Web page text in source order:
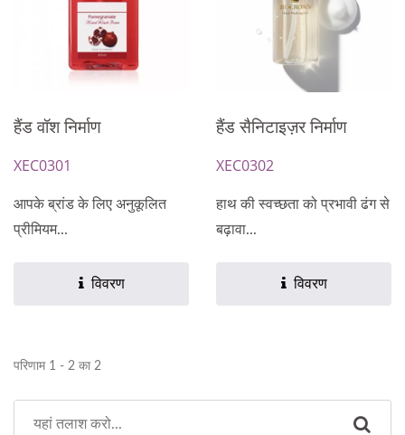
हैंड वॉश निर्माण
XEC0301
आपके ब्रांड के लिए अनुकूलित
प्रीमियम...
विवरण
हैंड सैनिटाइज़र निर्माण
XEC0302
हाथ की स्वच्छता को प्रभावी ढंग से
बढ़ावा...
विवरण
परिणाम 1 - 2 का 2